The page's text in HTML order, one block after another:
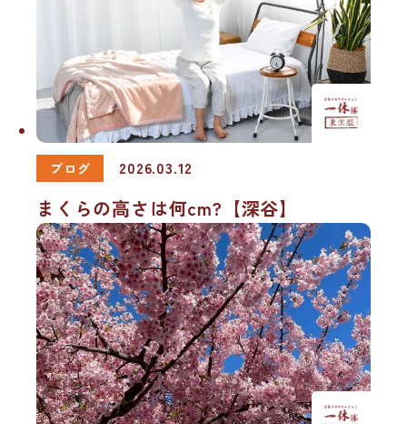
ブログ 2026.03.12
まくらの高さは何cm?【深谷】